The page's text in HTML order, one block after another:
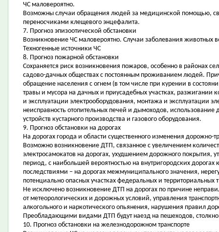
ЧС маловероятно.
Возможны случаи обращения людей за медицинской помощью,
переносчиками клещевого энцефалита.
7. Прогноз эпизоотической обстановки
Возникновение ЧС маловероятно. Случаи заболевания животных
Техногенные источники ЧС
8. Прогноз пожарной обстановки
Сохраняется риск возникновения пожаров, особенно в районах
садово-дачных обществах с постоянным проживанием людей.
обращение населения с огнем (в том числе при курении в
травы и мусора на дачных и приусадебных участках, разжигании
и эксплуатации электрооборудования, монтажа и эксплуатации
неисправность отопительных печей и дымоходов,
устройств кустарного производства и газового оборудования.
9. Прогноз обстановки на дорогах
На дорогах города и области существенного изменения дорожно-
Возможно возникновение ДТП, связанное с увеличением
электросамокатов на дорогах, ухудшением дорожного покрытия,
период, с наибольшей вероятностью на внутригородских
последствиями – на дорогах межмуниципального значения,
потенциально опасных участках федеральных и территориальных
Не исключено возникновение ДТП на дорогах по причине
от метеорологических и дорожных условий, управления
алкогольного и наркотического опьянения, нарушения правил
Преобладающими видами ДТП будут наезд на пешеходов,
10. Прогноз обстановки на железнодорожном транспорте